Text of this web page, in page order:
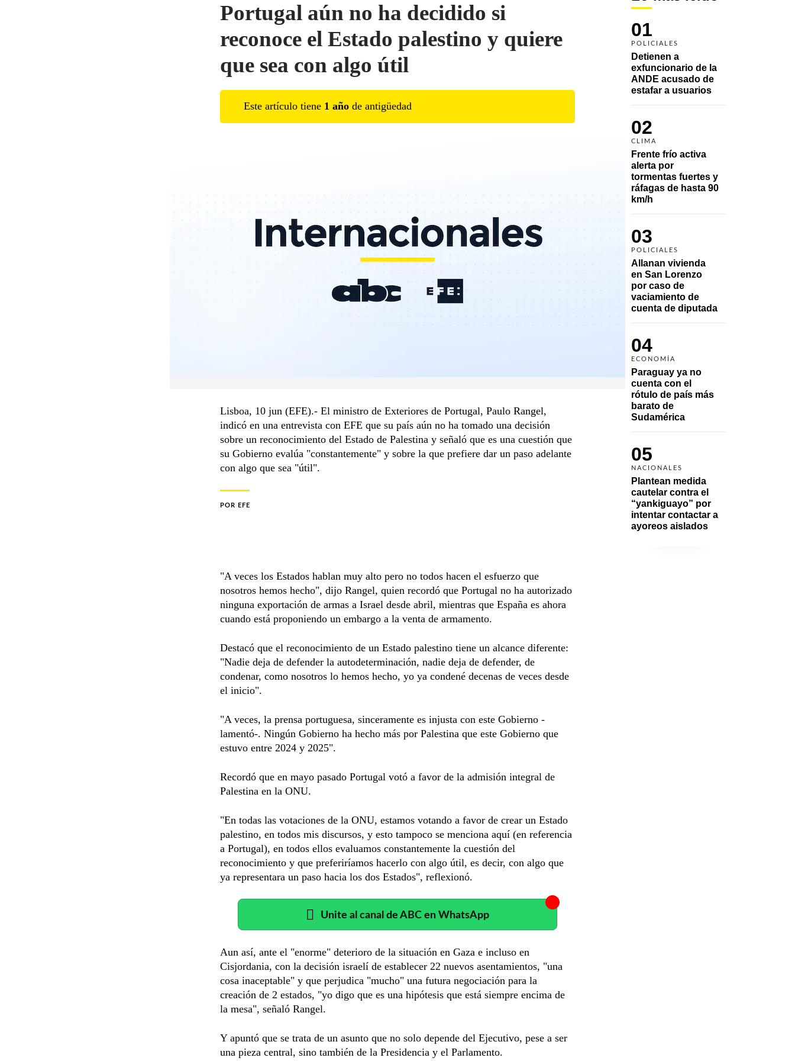
01
POLICIALES
Detienen a
exfuncionario de la
ANDE acusado de
estafar a usuarios
02
CLIMA
Frente frío activa
alerta por
tormentas fuertes y
ráfagas de hasta 90
km/h
03
POLICIALES
Allanan vivienda
en San Lorenzo
por caso de
vaciamiento de
cuenta de diputada
04
ECONOMÍA
Paraguay ya no
cuenta con el
rótulo de país más
barato de
Sudamérica
05
NACIONALES
Plantean medida
cautelar contra el
“yankiguayo” por
intentar contactar a
ayoreos aislados
Portugal aún no ha decidido si
reconoce el Estado palestino y quiere
que sea con algo útil
Este artículo tiene 1 año de antigüedad
Lisboa, 10 jun (EFE).- El ministro de Exteriores de Portugal, Paulo Rangel,
indicó en una entrevista con EFE que su país aún no ha tomado una decisión
sobre un reconocimiento del Estado de Palestina y señaló que es una cuestión que
su Gobierno evalúa "constantemente" y sobre la que prefiere dar un paso adelante
con algo que sea "útil".
POR EFE
"A veces los Estados hablan muy alto pero no todos hacen el esfuerzo que
nosotros hemos hecho", dijo Rangel, quien recordó que Portugal no ha autorizado
ninguna exportación de armas a Israel desde abril, mientras que España es ahora
cuando está proponiendo un embargo a la venta de armamento.
Destacó que el reconocimiento de un Estado palestino tiene un alcance diferente:
"Nadie deja de defender la autodeterminación, nadie deja de defender, de
condenar, como nosotros lo hemos hecho, yo ya condené decenas de veces desde
el inicio".
"A veces, la prensa portuguesa, sinceramente es injusta con este Gobierno -
lamentó-. Ningún Gobierno ha hecho más por Palestina que este Gobierno que
estuvo entre 2024 y 2025".
Recordó que en mayo pasado Portugal votó a favor de la admisión integral de
Palestina en la ONU.
"En todas las votaciones de la ONU, estamos votando a favor de crear un Estado
palestino, en todos mis discursos, y esto tampoco se menciona aquí (en referencia
a Portugal), en todos ellos evaluamos constantemente la cuestión del
reconocimiento y que preferiríamos hacerlo con algo útil, es decir, con algo que
ya representara un paso hacia los dos Estados", reflexionó.
Unite al canal de ABC en WhatsApp
Aun así, ante el "enorme" deterioro de la situación en Gaza e incluso en
Cisjordania, con la decisión israelí de establecer 22 nuevos asentamientos, "una
cosa inaceptable" y que perjudica "mucho" una futura negociación para la
creación de 2 estados, "yo digo que es una hipótesis que está siempre encima de
la mesa", señaló Rangel.
Y apuntó que se trata de un asunto que no solo depende del Ejecutivo, pese a ser
una pieza central, sino también de la Presidencia y el Parlamento.